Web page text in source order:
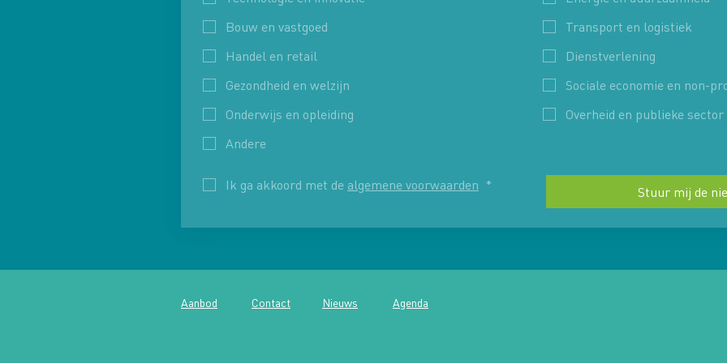
Bouw en vastgoed
Transport en logistiek
Handel en retail
Dienstverlening
Gezondheid en welzijn
Sociale economie en non-
Onderwijs en opleiding
Overheid en publieke sector
Andere
Ik ga akkoord met de algemene voorwaarden * Stuur mij de
Aanbod Contact Nieuws Agenda